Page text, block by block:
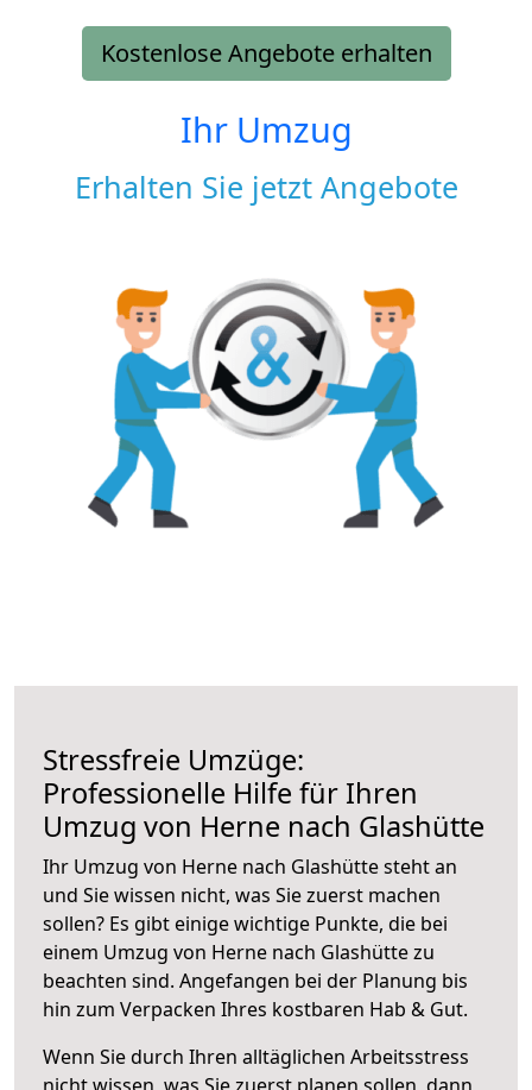
Kostenlose Angebote erhalten
Ihr Umzug
Erhalten Sie jetzt Angebote
Stressfreie Umzüge:
Professionelle Hilfe für Ihren
Umzug von Herne nach Glashütte
Ihr Umzug von Herne nach Glashütte steht an
und Sie wissen nicht, was Sie zuerst machen
sollen? Es gibt einige wichtige Punkte, die bei
einem Umzug von Herne nach Glashütte zu
beachten sind. Angefangen bei der Planung bis
hin zum Verpacken Ihres kostbaren Hab & Gut.
Wenn Sie durch Ihren alltäglichen Arbeitsstress